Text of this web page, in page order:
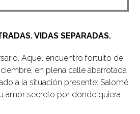
VIDAS SEPARADAS.
Aquel encuentro fortuito de
en plena calle abarrotada
a la situación presente: Salomé
amor secreto por donde quiera